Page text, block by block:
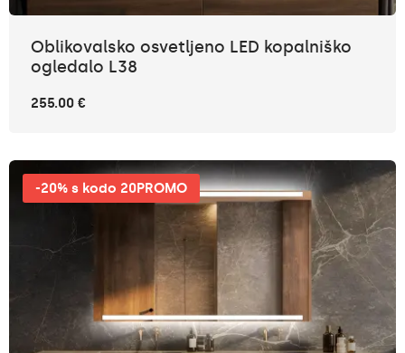
Oblikovalsko osvetljeno LED kopalniško
ogledalo L38
255.00 €
-20% s kodo 20PROMO